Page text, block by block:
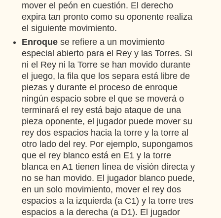
mover el peón en cuestión. El derecho
expira tan pronto como su oponente realiza
el siguiente movimiento.
Enroque se refiere a un movimiento
especial abierto para el Rey y las Torres. Si
ni el Rey ni la Torre se han movido durante
el juego, la fila que los separa está libre de
piezas y durante el proceso de enroque
ningún espacio sobre el que se moverá o
terminará el rey está bajo ataque de una
pieza oponente, el jugador puede mover su
rey dos espacios hacia la torre y la torre al
otro lado del rey. Por ejemplo, supongamos
que el rey blanco está en E1 y la torre
blanca en A1 tienen línea de visión directa y
no se han movido. El jugador blanco puede,
en un solo movimiento, mover el rey dos
espacios a la izquierda (a C1) y la torre tres
espacios a la derecha (a D1). El jugador